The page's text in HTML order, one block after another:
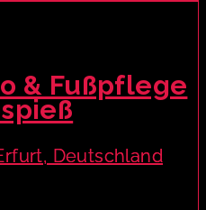
& Fußpflege
Deutschland